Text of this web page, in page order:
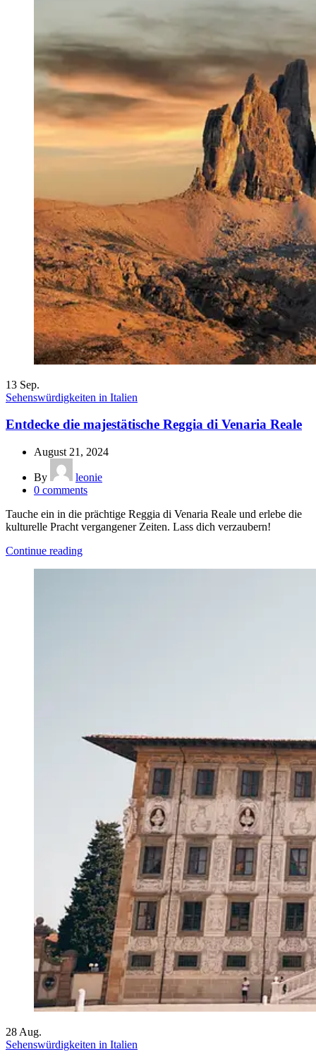
13 Sep.
Sehenswürdigkeiten in Italien
Entdecke die majestätische Reggia di Venaria Reale
August 21, 2024
By
leonie
0 comments
Tauche ein in die prächtige Reggia di Venaria Reale und erlebe die
kulturelle Pracht vergangener Zeiten. Lass dich verzaubern!
Continue reading
28 Aug.
Sehenswürdigkeiten in Italien